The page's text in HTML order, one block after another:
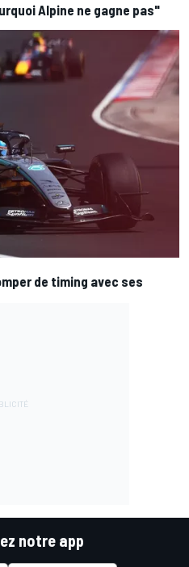
Alpine ne gagne pas"
de timing avec ses
notre app